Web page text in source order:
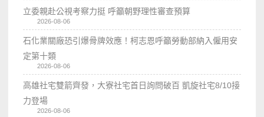
立委親赴公視考察力挺 呼籲朝野理性審查預算
2026-08-06
石化業關廠恐引爆骨牌效應！柯志恩呼籲勞動部納入僱用安
定第十類
2026-08-06
高雄社宅雙箭齊發，大寮社宅首日詢問破百 凱旋社宅8/10接
力登場
2026-08-06